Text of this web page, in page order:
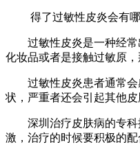
得了过敏性皮炎会有哪
过敏性皮炎是一种经常出
化妆品或者是接触过敏原
过敏性皮炎患者通常会感
状，严重者还会引起其他皮
深圳治疗皮肤病的专科提
激，治疗的时候要积极的